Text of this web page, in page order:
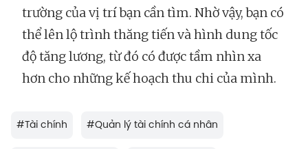
trường của vị trí bạn cần tìm. Nhờ vậy, bạn có
thể lên lộ trình thăng tiến và hình dung tốc
độ tăng lương, từ đó có được tầm nhìn xa
hơn cho những kế hoạch thu chi của mình.
#Tài chính #Quản lý tài chính cá nhân